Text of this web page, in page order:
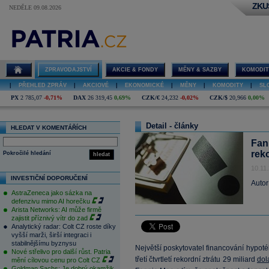
NEDĚLE 09.08.2026
ZPRAVODAJSTVÍ AKCIE & FONDY MĚNY & SAZBY
PŘEHLED ZPRÁV AKCIOVÉ EKONOMICKÉ MĚNY KOMODITY
PX 2 785,07 -0,71% DAX 26 319,45 0,69% CZK/€ 24,232 -0,02% CZK/$ 20,966 0,00%
HLEDAT V KOMENTÁŘÍCH
hledat
Pokročilé hledání
INVESTIČNÍ DOPORUČENÍ
AstraZeneca jako sázka na
defenzivu mimo AI horečku
Arista Networks: AI může firmě
zajistit příznivý vítr do zad
Analytický radar: Colt CZ roste díky
vyšší marži, širší integraci i
stabilnějšímu byznysu
Nové střelivo pro další růst. Patria
mění cílovou cenu pro Colt CZ
Detail - články
Největší poskytovatel financování
třetí čtvrtletí rekordní ztrátu 29 miliard